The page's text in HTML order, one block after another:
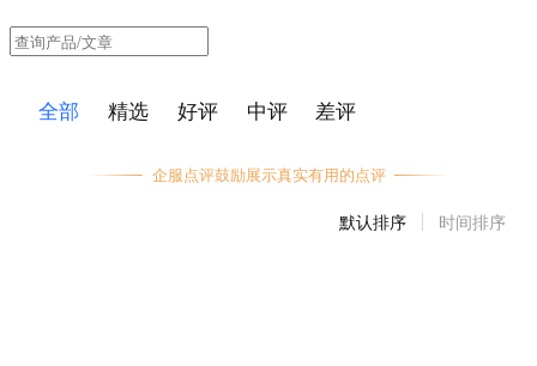
全部 精选 好评 中评 差评
企服点评鼓励展示真实有用的点评
默认排序 时间排序